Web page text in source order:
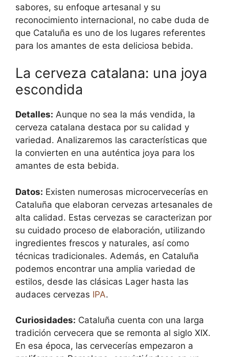
sabores, su enfoque artesanal y su
reconocimiento internacional, no cabe duda de
que Cataluña es uno de los lugares referentes
para los amantes de esta deliciosa bebida.
La cerveza catalana: una joya
escondida
Detalles: Aunque no sea la más vendida, la
cerveza catalana destaca por su calidad y
variedad. Analizaremos las características que
la convierten en una auténtica joya para los
amantes de esta bebida.
Datos: Existen numerosas microcervecerías en
Cataluña que elaboran cervezas artesanales de
alta calidad. Estas cervezas se caracterizan por
su cuidado proceso de elaboración, utilizando
ingredientes frescos y naturales, así como
técnicas tradicionales. Además, en Cataluña
podemos encontrar una amplia variedad de
estilos, desde las clásicas Lager hasta las
audaces cervezas IPA.
Curiosidades: Cataluña cuenta con una larga
tradición cervecera que se remonta al siglo XIX.
En esa época, las cervecerías empezaron a